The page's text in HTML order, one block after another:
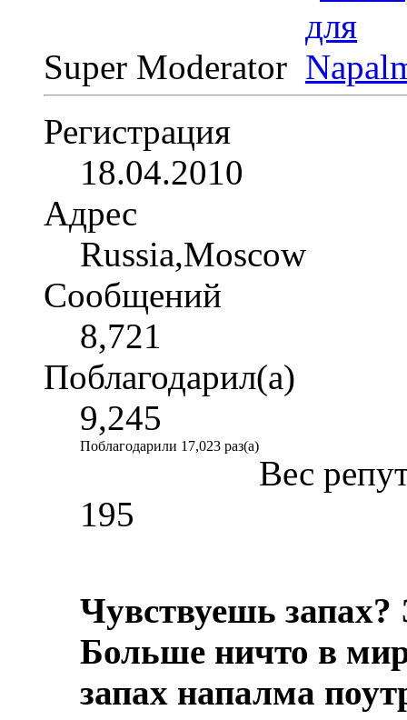
Super Moderator
Регистрация
18.04.2010
Адрес
Russia,Moscow
Сообщений
8,721
Поблагодарил(а)
9,245
Поблагодарили 17,023 раз(а)
Вес
195
Чувствуешь
Больше ничто в
запах напалма